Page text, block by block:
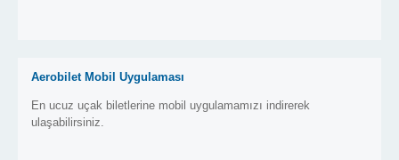
Aerobilet Mobil Uygulaması
En ucuz uçak biletlerine mobil uygulamamızı indirerek
ulaşabilirsiniz.